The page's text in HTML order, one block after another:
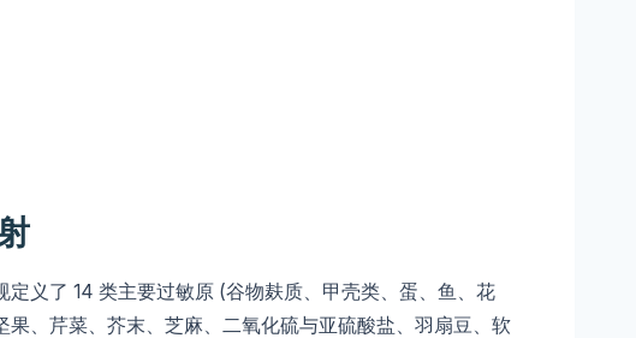
定义了 14 类主要过敏原 (谷物麸质、甲壳类、蛋、鱼、花
果、芹菜、芥末、芝麻、二氧化硫与亚硫酸盐、羽扇豆、软